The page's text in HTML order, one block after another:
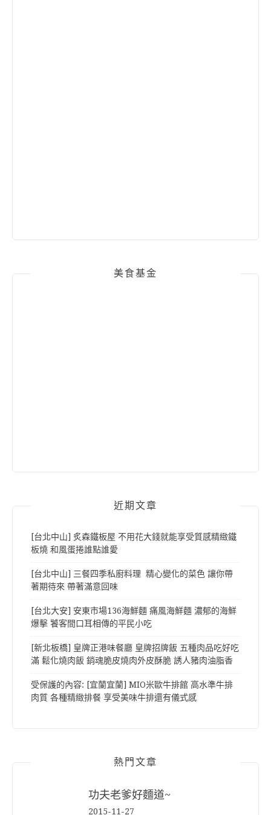
美食基金
近期文章
[台北中山] 炙森鐵板屋 不用花大錢就能享受質感精緻鐵
板燒 和風蛋捲誰點誰愛
[台北中山] 三餐四季私廚料理 精心變化的菜色 讓你帶
著期待來 帶著滿意回味
[台北大安] 安東市場136海鮮麵 痛風海鮮麵 濃郁的海鮮
爆擊 饕客間口耳相傳的平民小吃
[新北板橋] 皇牌正港味餐廳 皇牌招牌飯 五種肉品吃好吃
滿 鬆化燒肉飯 銷魂脆皮燒肉外皮酥脆 誘人豬肉油脂香
受保護的內容: [宜蘭宜蘭] MIO米歐牛排館 高水準牛排
肉質 各種精緻排餐 享受美味牛排還有儀式感
熱門文章
功夫老爹好麵道~
2015-11-27